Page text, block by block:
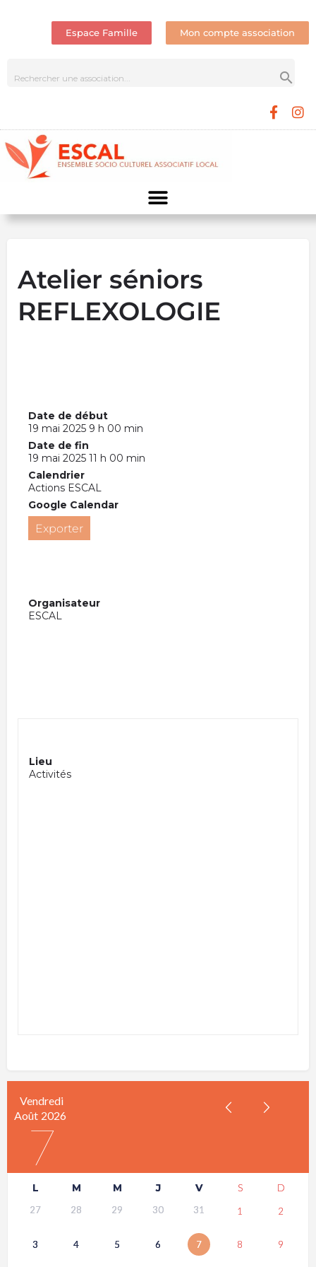
Espace Famille Mon compte association
Atelier séniors
REFLEXOLOGIE
Date de début
19 mai 2025 9 h 00 min
Date de fin
19 mai 2025 11 h 00 min
Calendrier
Actions ESCAL
Google Calendar
Exporter
Organisateur
ESCAL
Lieu
Activités
Vendredi
Août 2026
7
L M M J V S D
27 28 29 30 31 1 2
3 4 5 6 7 8 9